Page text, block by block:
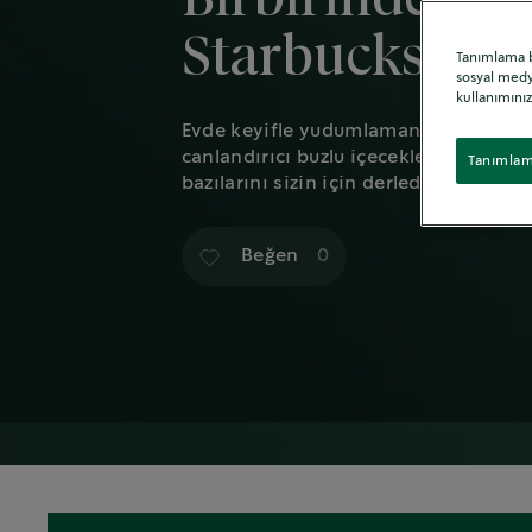
Starbucks
Evde keyifle yudumlamanız için çok
canlandırıcı buzlu içeceklere kadar
bazılarını sizin için derledik.
Beğen 0
sosyal